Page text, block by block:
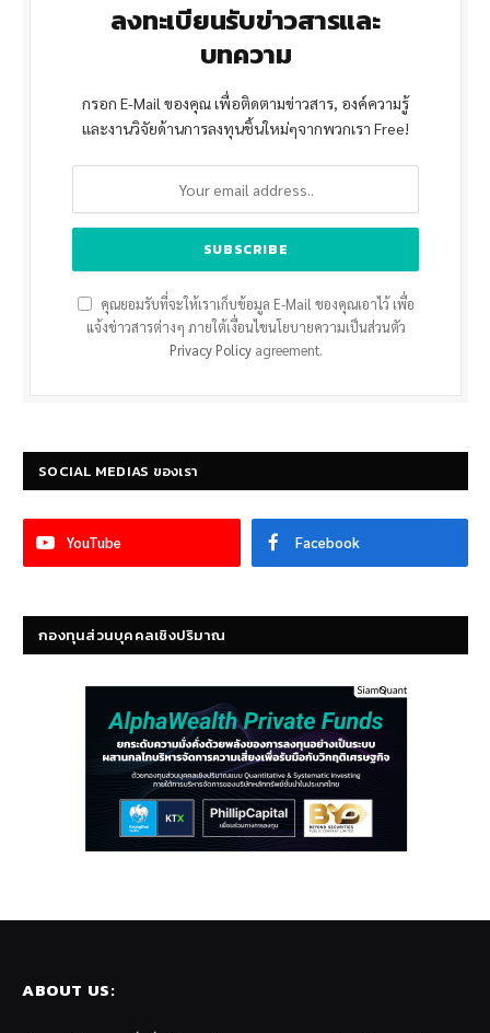
ลงทะเบียนรับข่าวสารและ
บทความ
กรอก E-Mail ของคุณ เพื่อติดตามข่าวสาร, องค์ความรู้
และงานวิจัยด้านการลงทุนชิ้นใหม่ๆจากพวกเรา Free!
คุณยอมรับที่จะให้เราเก็บข้อมูล E-Mail ของคุณเอาไว้ เพื่อ
แจ้งข่าวสารต่างๆ ภายใต้เงื่อนไขนโยบายความเป็นส่วนตัว
Privacy Policyagreement.
SOCIAL MEDIAS ของเรา
YouTube Facebook
กองทุนส่วนบุคคลเชิงปริมาณ
ABOUT US: